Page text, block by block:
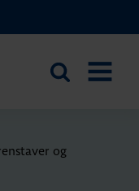
Search
og